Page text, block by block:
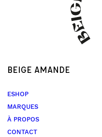
BEIGE AMANDE
ESHOP
MARQUES
À PROPOS
CONTACT